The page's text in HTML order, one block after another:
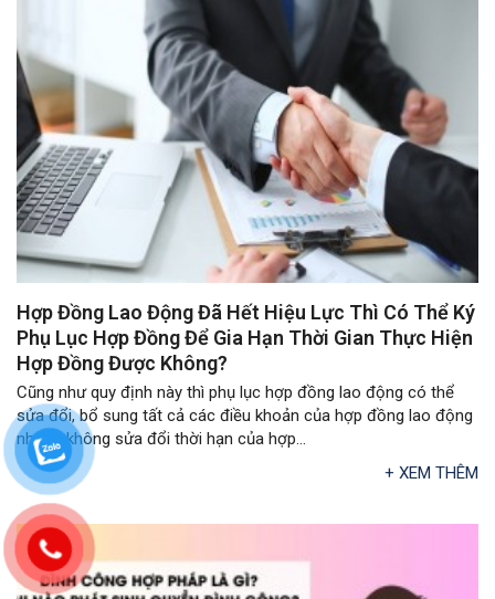
Hợp Đồng Lao Động Đã Hết Hiệu Lực Thì Có Thể Ký
Phụ Lục Hợp Đồng Để Gia Hạn Thời Gian Thực Hiện
Hợp Đồng Được Không?
Cũng như quy định này thì phụ lục hợp đồng lao động có thể
sửa đổi, bổ sung tất cả các điều khoản của hợp đồng lao động
nhưng không sửa đổi thời hạn của hợp...
+ XEM THÊM